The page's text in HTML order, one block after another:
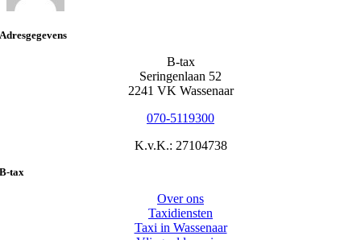
Adresgegevens
B-tax
Seringenlaan 52
2241 VK Wassenaar
070-5119300
K.v.K.: 27104738
B-tax
Over ons
Taxidiensten
Taxi in Wassenaar